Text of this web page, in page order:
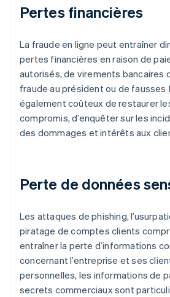
Pertes financières
La fraude en ligne peut entraîner
pertes financières en raison de
autorisés, de virements bancaires
fraude au président ou de fausses
également coûteux de restaurer
compromis, d’enquêter sur les
des dommages et intérêts aux
Perte de données
Les attaques de phishing,
piratage de comptes clients
entraîner la perte d’informations
concernant l’entreprise et ses
personnelles, les informations de
secrets commerciaux sont